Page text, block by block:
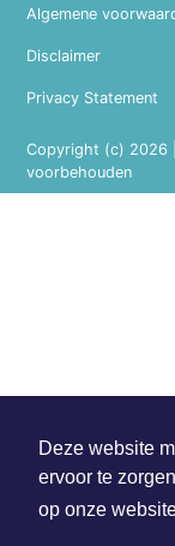
Deze website
ervoor te
op onze
Copyright (c) 2026
voorbehouden
Algemene
Disclaimer
Privacy Statement